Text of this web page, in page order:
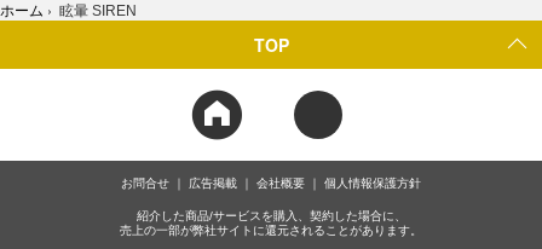
ホーム › 眩暈 SIREN
TOP
お問合せ 広告掲載 会社概要 個人情報保護方針
紹介した商品/サービスを購入、契約した場合に、
売上の一部が弊社サイトに還元されることがあります。